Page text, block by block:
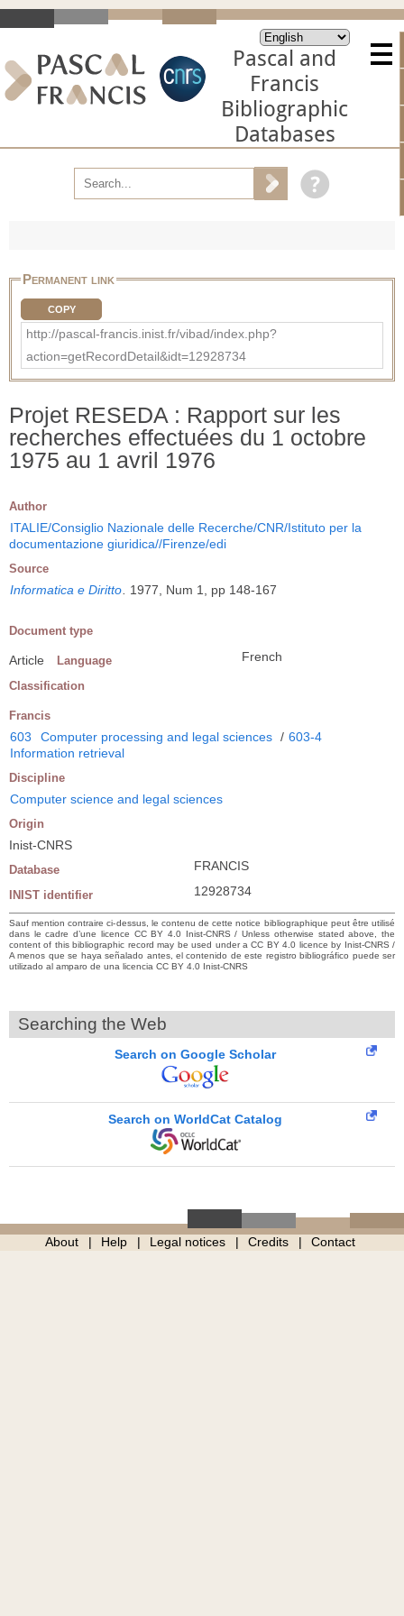
Pascal and
Francis
Bibliographic
Databases
Permanent link
COPY
http://pascal-francis.inist.fr/vibad/index.php?
action=getRecordDetail&idt=12928734
Projet RESEDA : Rapport sur les
recherches effectuées du 1 octobre
1975 au 1 avril 1976
Author
ITALIE/Consiglio Nazionale delle Recerche/CNR/Istituto per la
documentazione giuridica//Firenze/edi
Source
Informatica e Diritto 1977, Num 1, pp 148-167
Document type
Article Language French
Classification
Francis
603 Computer processing and legal sciences / 603-4
Information retrieval
Discipline
Computer science and legal sciences
Origin
Inist-CNRS
Database FRANCIS
INIST identifier 12928734
Sauf mention contraire ci-dessus, le contenu de cette notice bibliographique peut être utilisé
dans le cadre d’une licence CC BY 4.0 Inist-CNRS / Unless otherwise stated above, the
content of this bibliographic record may be used under a CC BY 4.0 licence by Inist-CNRS /
A menos que se haya señalado antes, el contenido de este registro bibliográfico puede ser
utilizado al amparo de una licencia CC BY 4.0 Inist-CNRS
Searching the Web
Search on Google Scholar
Search on WorldCat Catalog
About Help Legal notices Credits Contact